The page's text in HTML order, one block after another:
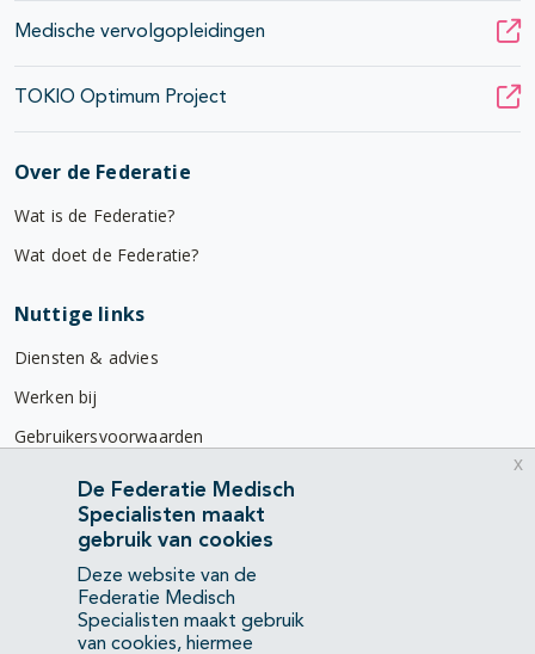
Medische vervolgopleidingen
TOKIO Optimum Project
Over de Federatie
Wat is de Federatie?
Wat doet de Federatie?
Nuttige links
Diensten & advies
Werken bij
Gebruikersvoorwaarden
Privacyverklaring
Contact
Mercatorlaan 1200
3528 BL Utrecht
(088) 505 34 34
De Federatie Medisch
Specialisten maakt
gebruik van cookies
Deze website van de
Federatie Medisch
Specialisten maakt gebruik
van cookies, hiermee
x